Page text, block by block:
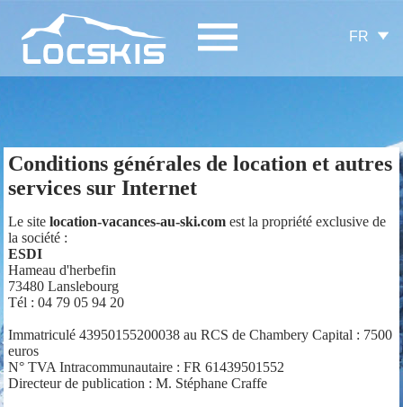
FR
Conditions générales de location et autres
services sur Internet
Le site location-vacances-au-ski.comest la propriété exclusive de
la société :
ESDI
Hameau d'herbefin
73480 Lanslebourg
Tél : 04 79 05 94 20
Immatriculé 43950155200038 au RCS de Chambery Capital : 7500
euros
N° TVA Intracommunautaire : FR 61439501552
Directeur de publication : M. Stéphane Craffe